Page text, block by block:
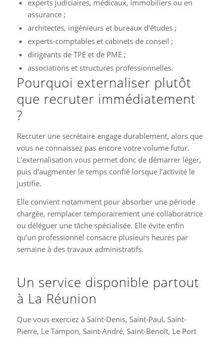
experts judiciaires, médicaux, immobiliers ou en
assurance ;
architectes, ingénieurs et bureaux d’études ;
experts-comptables et cabinets de conseil ;
dirigeants de TPE et de PME ;
associations et structures professionnelles.
Pourquoi externaliser plutôt
que recruter immédiatement
?
Recruter une secrétaire engage durablement, alors que
vous ne connaissez pas encore votre volume futur.
L’externalisation vous permet donc de démarrer léger,
puis d’augmenter le temps confié lorsque l’activité le
justifie.
Elle convient notamment pour absorber une période
chargée, remplacer temporairement une collaboratrice
ou déléguer une tâche spécialisée. Elle évite enfin
qu’un professionnel consacre plusieurs heures par
semaine à des travaux administratifs.
Un service disponible partout
à La Réunion
Que vous exerciez à Saint-Denis, Saint-Paul, Saint-
Pierre, Le Tampon, Saint-André, Saint-Benoît, Le Port